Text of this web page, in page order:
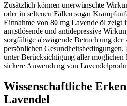
Zusätzlich können unerwünschte
oder in seltenen Fällen sogar
Einnahme von 80 mg Lavendelöl zeigt
angstlösende und antidepressive
sorgfältige abwägende Betrachtung der
persönlichen
unter Berücksichtigung aller möglichen
sichere Anwendung von
Wissenschaftliche
Lavendel